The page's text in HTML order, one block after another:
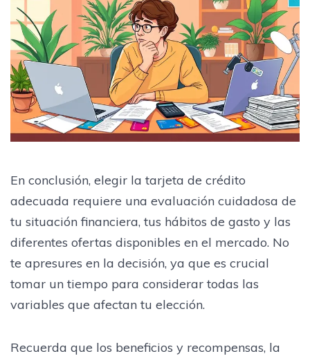
En conclusión, elegir la tarjeta de crédito
adecuada requiere una evaluación cuidadosa de
tu situación financiera, tus hábitos de gasto y las
diferentes ofertas disponibles en el mercado. No
te apresures en la decisión, ya que es crucial
tomar un tiempo para considerar todas las
variables que afectan tu elección.
Recuerda que los beneficios y recompensas, la